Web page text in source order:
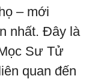
– mới
nhất. Đây là
Sư Tử
quan đến